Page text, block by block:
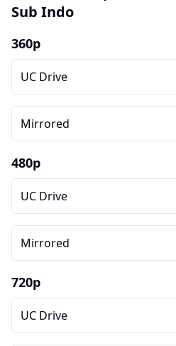
Sub Indo
360p
UC Drive
Mirrored
480p
UC Drive
Mirrored
720p
UC Drive